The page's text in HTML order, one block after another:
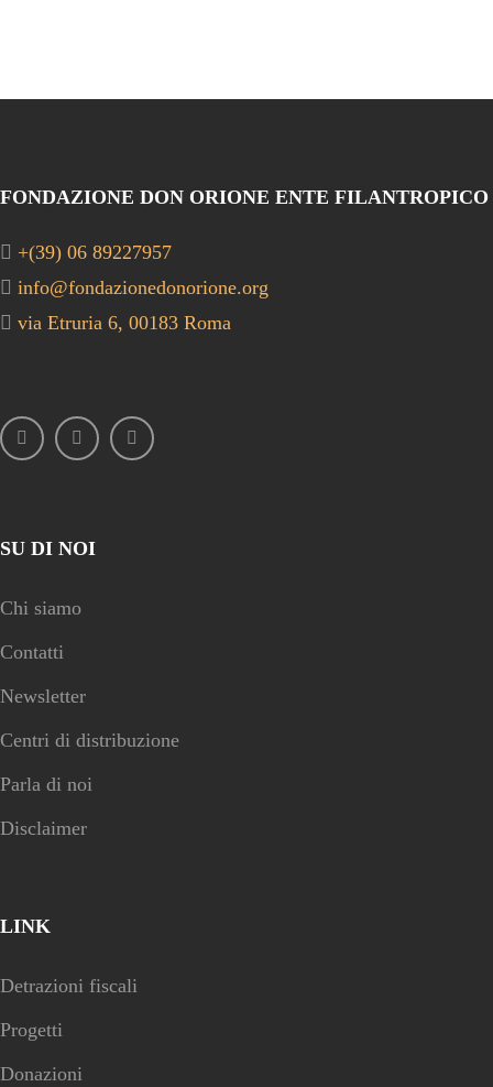
FONDAZIONE DON ORIONE ENTE FILANTROPICO
+(39) 06 89227957
info@fondazionedonorione.org
via Etruria 6, 00183 Roma
SU DI NOI
Chi siamo
Contatti
Newsletter
Centri di distribuzione
Parla di noi
Disclaimer
LINK
Detrazioni fiscali
Progetti
Donazioni